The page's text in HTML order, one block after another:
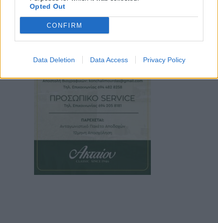
Opted Out
CONFIRM
Data Deletion Data Access Privacy Policy